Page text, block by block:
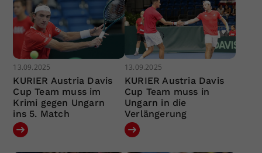
13.09.2025
KURIER Austria Davis
Cup Team muss im
Krimi gegen Ungarn
ins 5. Match
13.09.2025
KURIER Austria Davis
Cup Team muss in
Ungarn in die
Verlängerung